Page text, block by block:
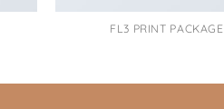
FL3 PRINT PACKAGE